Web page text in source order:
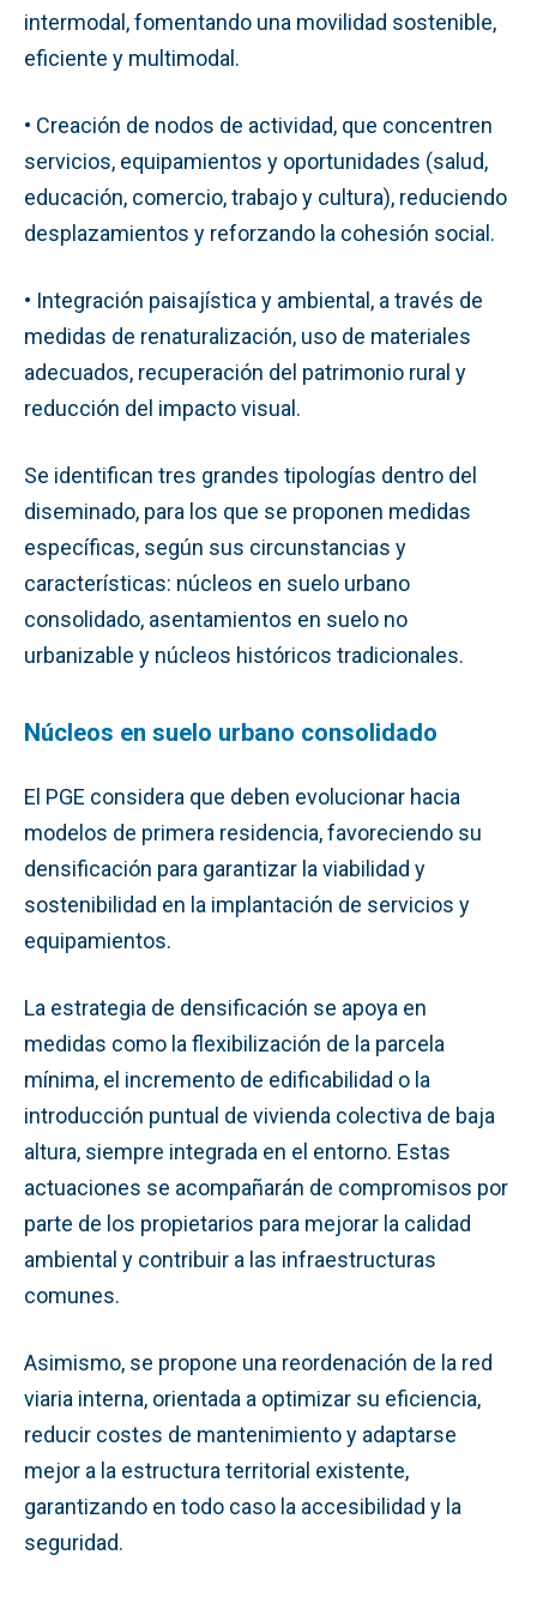
intermodal, fomentando una movilidad sostenible,
eficiente y multimodal.
• Creación de nodos de actividad, que concentren
servicios, equipamientos y oportunidades (salud,
educación, comercio, trabajo y cultura), reduciendo
desplazamientos y reforzando la cohesión social.
• Integración paisajística y ambiental, a través de
medidas de renaturalización, uso de materiales
adecuados, recuperación del patrimonio rural y
reducción del impacto visual.
Se identifican tres grandes tipologías dentro del
diseminado, para los que se proponen medidas
específicas, según sus circunstancias y
características: núcleos en suelo urbano
consolidado, asentamientos en suelo no
urbanizable y núcleos históricos tradicionales.
Núcleos en suelo urbano consolidado
El PGE considera que deben evolucionar hacia
modelos de primera residencia, favoreciendo su
densificación para garantizar la viabilidad y
sostenibilidad en la implantación de servicios y
equipamientos.
La estrategia de densificación se apoya en
medidas como la flexibilización de la parcela
mínima, el incremento de edificabilidad o la
introducción puntual de vivienda colectiva de baja
altura, siempre integrada en el entorno. Estas
actuaciones se acompañarán de compromisos por
parte de los propietarios para mejorar la calidad
ambiental y contribuir a las infraestructuras
comunes.
Asimismo, se propone una reordenación de la red
viaria interna, orientada a optimizar su eficiencia,
reducir costes de mantenimiento y adaptarse
mejor a la estructura territorial existente,
garantizando en todo caso la accesibilidad y la
seguridad.